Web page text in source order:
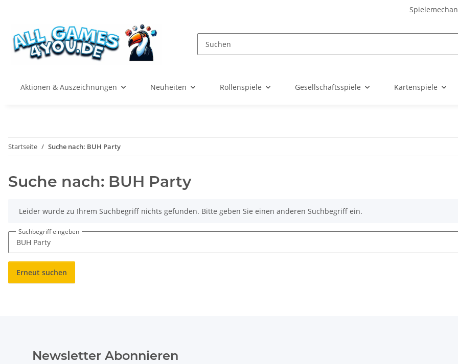
Aktionen & Auszeichnungen Neuheiten Rollenspiele Gesellschaftsspiele Kartenspiele
Startseite Suche nach: BUH Party
Suche nach: BUH Party
xLeider wurde zu Ihrem Suchbegriff nichts gefunden. Bitte geben Sie einen anderen Suchbegriff ein.
Suchbegriff eingeben
Erneut suchen
Newsletter Abonnieren